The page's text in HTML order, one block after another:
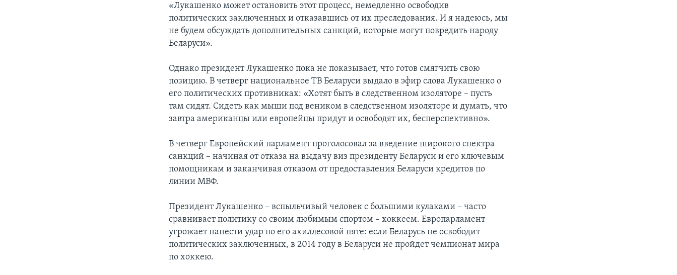
«Лукашенко может остановить этот процесс, немедленно освободив
политических заключенных и отказавшись от их преследования. И я надеюсь, мы
не будем обсуждать дополнительных санкций, которые могут повредить народу
Беларуси».
Однако президент Лукашенко пока не показывает, что готов смягчить свою
позицию. В четверг национальное ТВ Беларуси выдало в эфир слова Лукашенко о
его политических противниках: «Хотят быть в следственном изоляторе – пусть
там сидят. Сидеть как мыши под веником в следственном изоляторе и думать, что
завтра американцы или европейцы придут и освободят их, бесперспективно».
В четверг Европейский парламент проголосовал за введение широкого спектра
санкций – начиная от отказа на выдачу виз президенту Беларуси и его ключевым
помощникам и заканчивая отказом от предоставления Беларуси кредитов по
линии МВФ.
Президент Лукашенко – вспыльчивый человек с большими кулаками – часто
сравнивает политику со своим любимым спортом – хоккеем. Европарламент
угрожает нанести удар по его ахиллесовой пяте: если Беларусь не освободит
политических заключенных, в 2014 году в Беларуси не пройдет чемпионат мира
по хоккею.